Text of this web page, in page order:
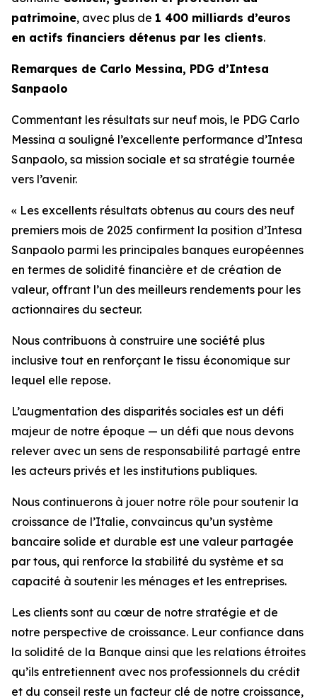
patrimoine, avec plus de 1 400 milliards d’euros
en actifs financiers détenus par les clients.
Remarques de Carlo Messina, PDG d’Intesa
Sanpaolo
Commentant les résultats sur neuf mois, le PDG Carlo
Messina a souligné l’excellente performance d’Intesa
Sanpaolo, sa mission sociale et sa stratégie tournée
vers l’avenir.
« Les excellents résultats obtenus au cours des neuf
premiers mois de 2025 confirment la position d’Intesa
Sanpaolo parmi les principales banques européennes
en termes de solidité financière et de création de
valeur, offrant l’un des meilleurs rendements pour les
actionnaires du secteur.
Nous contribuons à construire une société plus
inclusive tout en renforçant le tissu économique sur
lequel elle repose.
L’augmentation des disparités sociales est un défi
majeur de notre époque — un défi que nous devons
relever avec un sens de responsabilité partagé entre
les acteurs privés et les institutions publiques.
Nous continuerons à jouer notre rôle pour soutenir la
croissance de l’Italie, convaincus qu’un système
bancaire solide et durable est une valeur partagée
par tous, qui renforce la stabilité du système et sa
capacité à soutenir les ménages et les entreprises.
Les clients sont au cœur de notre stratégie et de
notre perspective de croissance. Leur confiance dans
la solidité de la Banque ainsi que les relations étroites
qu’ils entretiennent avec nos professionnels du crédit
et du conseil reste un facteur clé de notre croissance,